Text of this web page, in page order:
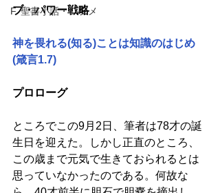
F. 聖書小話・レジメ
ブ・パワー戦略
神を畏れる(知る)ことは知識のはじめ
(箴言1.7)
プロローグ
ところでこの9月2日、筆者は78才の誕
生日を迎えた。しかし正直のところ、
この歳まで元気で生きておられるとは
思っていなかったのである。何故な